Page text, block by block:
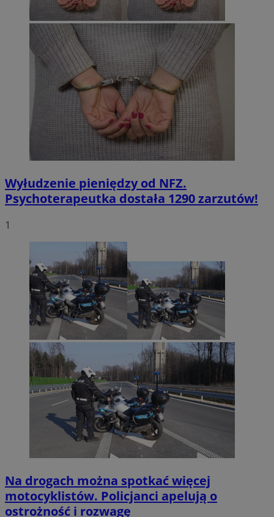
Wyłudzenie pieniędzy od NFZ.
Psychoterapeutka dostała 1290 zarzutów!
1
Na drogach można spotkać więcej
motocyklistów. Policjanci apelują o
ostrożność i rozwagę